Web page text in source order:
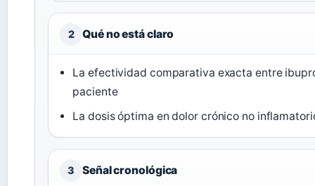
2 Qué no está claro
La efectividad comparativa exacta entre
paciente
La dosis óptima en dolor crónico no
3 Señal cronológica